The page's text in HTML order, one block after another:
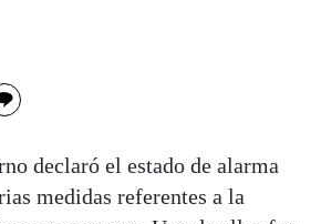
declaró el estado de alarma
medidas referentes a la